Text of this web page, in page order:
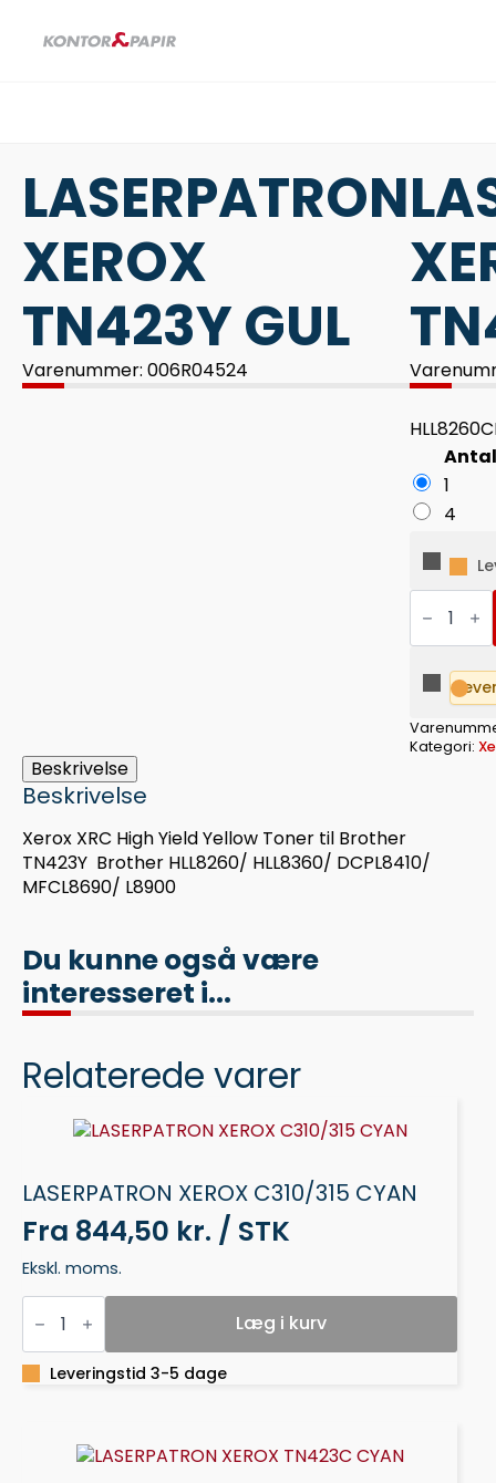
LASERPATRON
XEROX
TN423Y GUL
Varenummer: 006R04524
Antal
1
4
XEROX
TN423Y
GUL
antal
Kategori:
Beskrivelse
Beskrivelse
Xerox XRC High Yield Yellow Toner til Brother
TN423Y Brother HLL8260/ HLL8360/ DCPL8410/
MFCL8690/ L8900
Du kunne også være
interesseret i...
Relaterede varer
LASERPATRON XEROX C310/315 CYAN
Fra 844,50 kr. / STK
Ekskl. moms.
LASERPATRON
XEROX
C310/315
CYAN
antal
Læg i kurv
Leveringstid 3-5 dage